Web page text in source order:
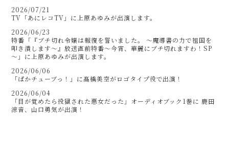
2026/07/21
TV「あにレコTV」に上原あゆみが出演します。
2026/06/23
特番「『ブチ切れ令嬢は報復を誓いました。 ～魔導書の力で祖国を
叩き潰します～』放送直前特番～今宵、華麗にブチ切れますわ！SP
～」に上原あゆみが出演します。
2026/06/06
「ぱかチューブっ！」に髙橋美空がロゴタイプ役で出演！
2026/06/04
「目が覚めたら投獄された悪女だった」オーディオブック1巻に 鹿田
涼音、山口勇気が出演！